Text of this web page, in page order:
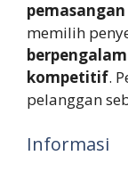
pemasangan
memilih
kompetitif.
pelanggan
Informasi